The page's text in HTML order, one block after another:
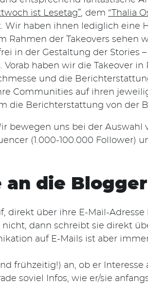
ist Lesetag” , dem “Thalia
Wir haben ihnen lediglich eine
Rahmen der Takeovers sehen
in der Gestaltung der Stories
Vorab haben wir die Takeover
und die
Communities auf ihren
die Berichterstattung von der
bewegen uns bei der
(1.000-100.000 Follower)
an die Blogger
direkt über ihre E-Mail-
dann schreibt sie direkt
auf E-Mails ist aber
frühzeitig!) an, ob er
soviel Infos, wie er/sie